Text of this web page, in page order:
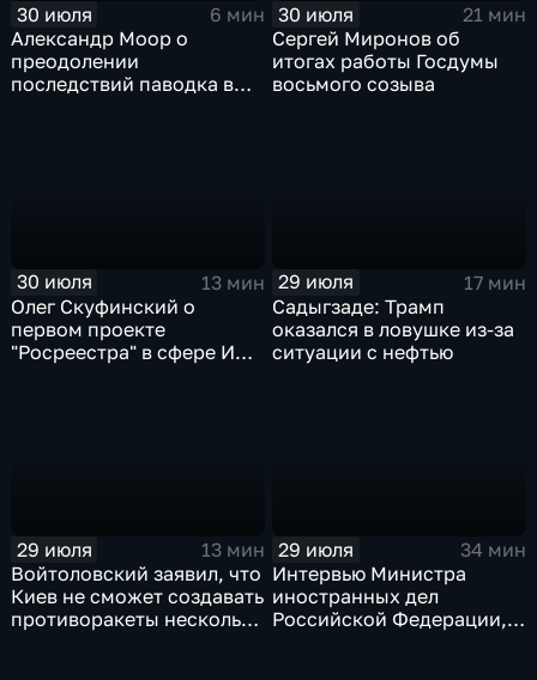
30 июля
6 мин
Александр Моор о
преодолении
последствий паводка в
30 июля
21 мин
Сергей Миронов об
итогах работы Госдумы
восьмого созыва
30 июля
13 мин
Олег Скуфинский о
первом проекте
"Росреестра" в сфере ИИ
29 июля
17 мин
Садыгзаде: Трамп
оказался в ловушке из-за
ситуации с нефтью
29 июля
13 мин
Войтоловский заявил, что
Киев не сможет создавать
противоракеты несколько
29 июля
34 мин
Интервью Министра
иностранных дел
Российской Федерации,